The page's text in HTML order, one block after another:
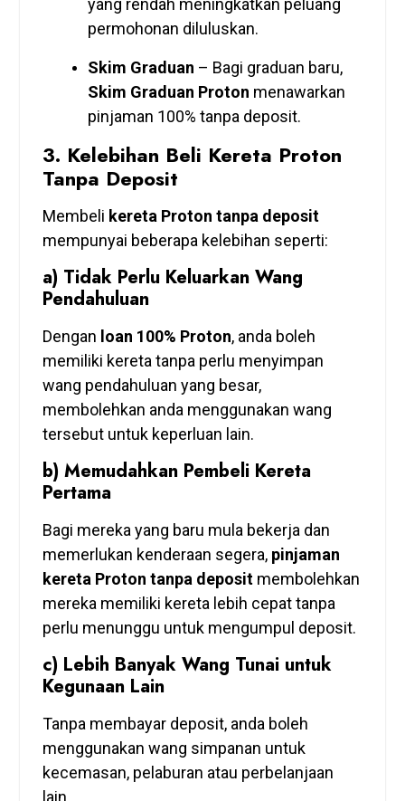
permohonan diluluskan.
Skim Graduan – Bagi graduan baru,
Skim Graduan Proton menawarkan
pinjaman 100% tanpa deposit.
3. Kelebihan Beli Kereta Proton
Tanpa Deposit
Membeli kereta Proton tanpa deposit
mempunyai beberapa kelebihan seperti:
a) Tidak Perlu Keluarkan Wang
Pendahuluan
Dengan loan 100% Proton, anda boleh
memiliki kereta tanpa perlu menyimpan
wang pendahuluan yang besar,
membolehkan anda menggunakan wang
tersebut untuk keperluan lain.
b) Memudahkan Pembeli Kereta
Pertama
Bagi mereka yang baru mula bekerja dan
memerlukan kenderaan segera, pinjaman
kereta Proton tanpa depositmembolehkan
mereka memiliki kereta lebih cepat tanpa
perlu menunggu untuk mengumpul deposit.
c) Lebih Banyak Wang Tunai untuk
Kegunaan Lain
Tanpa membayar deposit, anda boleh
menggunakan wang simpanan untuk
kecemasan, pelaburan atau perbelanjaan
lain.